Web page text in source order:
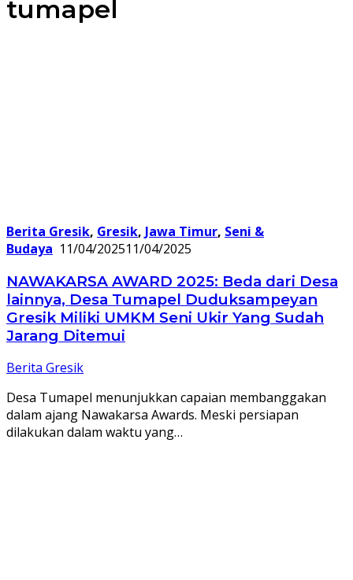
tumapel
Berita Gresik, Gresik, Jawa Timur, Seni &
Budaya 11/04/202511/04/2025
NAWAKARSA AWARD 2025: Beda dari Desa
lainnya, Desa Tumapel Duduksampeyan
Gresik Miliki UMKM Seni Ukir Yang Sudah
Jarang Ditemui
Berita Gresik
Desa Tumapel menunjukkan capaian membanggakan
dalam ajang Nawakarsa Awards. Meski persiapan
dilakukan dalam waktu yang…